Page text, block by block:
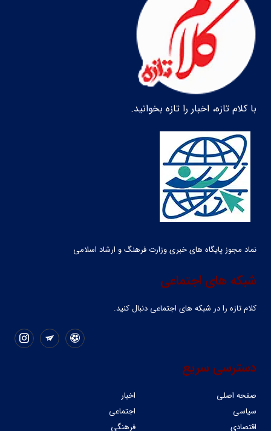
با کلام تازه، اخبار را تازه بخوانید.
نماد مجوز پایگاه های خبری وزارت فرهنگ و ارشاد اسلامی
شبکه های اجتماعی
کلام تازه را در شبکه ‌های اجتماعی دنبال کنید.
دسترسی سریع
صفحه اصلی
اخبار
سیاسی
اجتماعی
اقتصادی
فرهنگی